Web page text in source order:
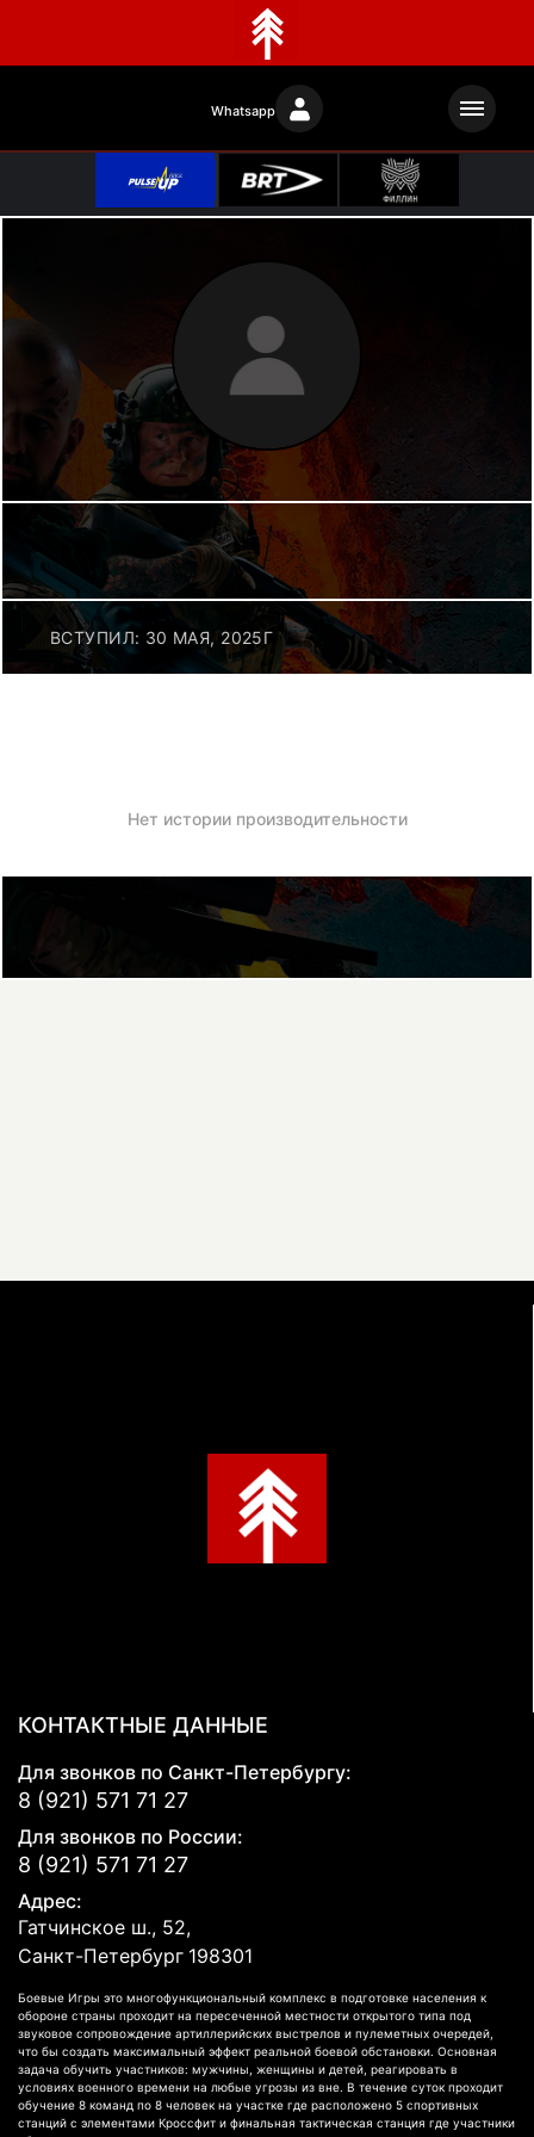
Whatsapp
ВСТУПИЛ: 30 МАЯ, 2025Г
Нет истории производительности
КОНТАКТНЫЕ ДАННЫЕ
Для звонков по Санкт-Петербургу:
8 (921) 571 71 27
Для звонков по России:
8 (921) 571 71 27
Адрес:
Гатчинское ш., 52,
Санкт-Петербург 198301
Боевые Игры это многофункциональный комплекс в подготовке населения к
обороне страны проходит на пересеченной местности открытого типа под
звуковое сопровождение артиллерийских выстрелов и пулеметных очередей,
что бы создать максимальный эффект реальной боевой обстановки. Основная
задача обучить участников: мужчины, женщины и детей, реагировать в
условиях военного времени на любые угрозы из вне. В течение суток проходит
обучение 8 команд по 8 человек на участке где расположено 5 спортивных
станций с элементами Кроссфит и финальная тактическая станция где участники